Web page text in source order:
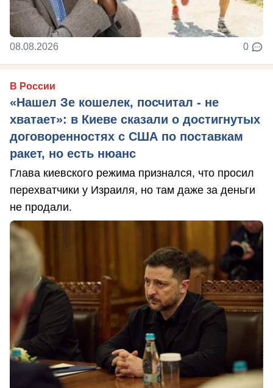
08.08.2026 0
В России
«Нашел Зе кошелек, посчитал - не
хватает»: в Киеве сказали о достигнутых
договоренностях с США по поставкам
ракет, но есть нюанс
Глава киевского режима признался, что просил
перехватчики у Израиля, но там даже за деньги
не продали.